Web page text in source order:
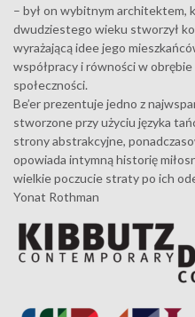
– był on wybitnym architektem,
dwudziestego wieku stworzył
wyrażającą idee jego
współpracy i równości w
społeczności.
Be’er prezentuje jedno z
stworzone przy użyciu języka
strony abstrakcyjne,
opowiada intymną historię
wielkie poczucie straty po ich
Yonat Rothman